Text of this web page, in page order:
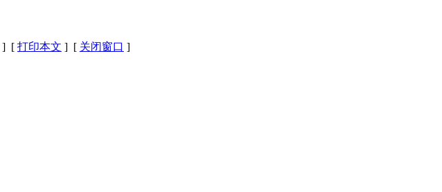
] [ 打印本文 ] [ 关闭窗口 ]